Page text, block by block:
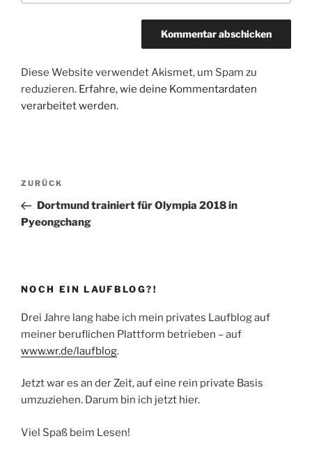
Diese Website verwendet Akismet, um Spam zu
reduzieren. Erfahre, wie deine Kommentardaten
verarbeitet werden.
Beitragsnavigation
Vorheriger
Beitrag
ZURÜCK
Dortmund trainiert für Olympia 2018 in
Pyeongchang
NOCH EIN LAUFBLOG?!
Drei Jahre lang habe ich mein privates Laufblog auf
meiner beruflichen Plattform betrieben – auf
www.wr.de/laufblog.
Jetzt war es an der Zeit, auf eine rein private Basis
umzuziehen. Darum bin ich jetzt hier.
Viel Spaß beim Lesen!